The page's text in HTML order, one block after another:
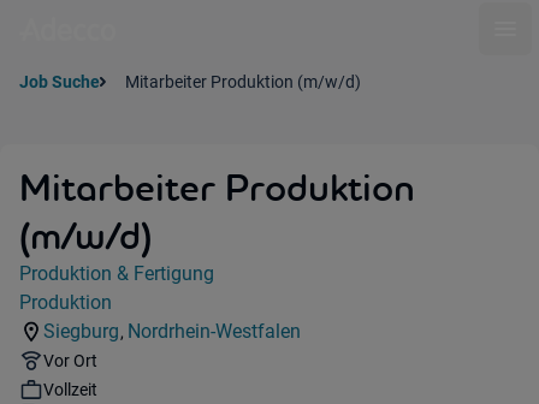
Job Suche Mitarbeiter Produktion (m/w/d)
Mitarbeiter Produktion
(m/w/d)
Jobdetails
Kategorie:
Produktion & Fertigung
Industry:
Produktion
Standorte:
Siegburg,
Region:
Nordrhein-Westfalen
Remote Option:
Vor Ort
Workhours:
Vollzeit